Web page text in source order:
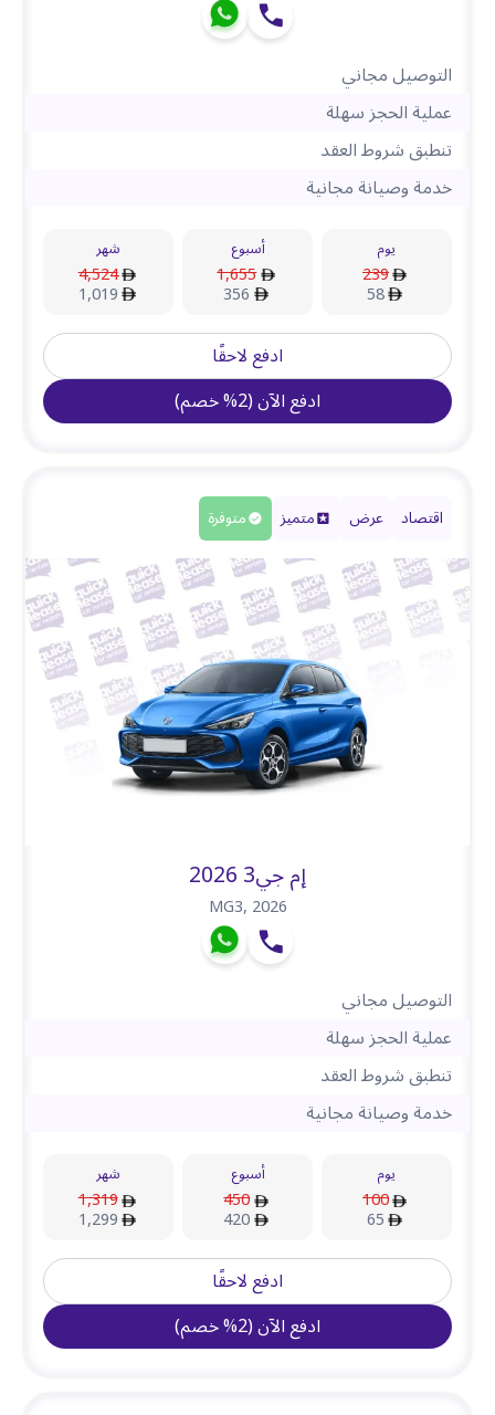
التوصيل مجاني
عملية الحجز سهلة
تنطبق شروط العقد
خدمة وصيانة مجانية
يوم
239
58
أسبوع
1,655
356
شهر
4,524
1,019
ادفع لاحقًا
ادفع الآن(
2
%خصم)
اقتصاد عرض متميز متوفرة
إم جي3 2026
MG3,2026
التوصيل مجاني
عملية الحجز سهلة
تنطبق شروط العقد
خدمة وصيانة مجانية
يوم
100
65
أسبوع
450
420
شهر
1,319
1,299
ادفع لاحقًا
ادفع الآن(
2
%خصم)